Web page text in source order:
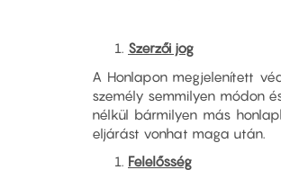
Szerzői jog
A Honlapon megjelenített
személy semmilyen módon
nélkül bármilyen más
eljárást vonhat maga után.
Felelősség